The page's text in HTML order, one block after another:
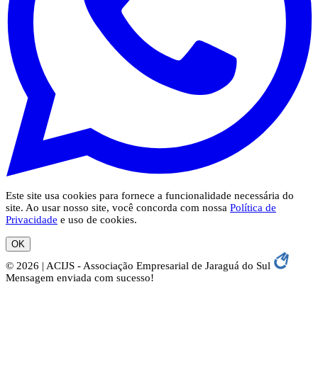
Este site usa cookies para fornece a funcionalidade necessária do
site. Ao usar nosso site, você concorda com nossa Política de
Privacidade e uso de cookies.
OK
© 2026 | ACIJS - Associação Empresarial de Jaraguá do Sul
Mensagem enviada com sucesso!